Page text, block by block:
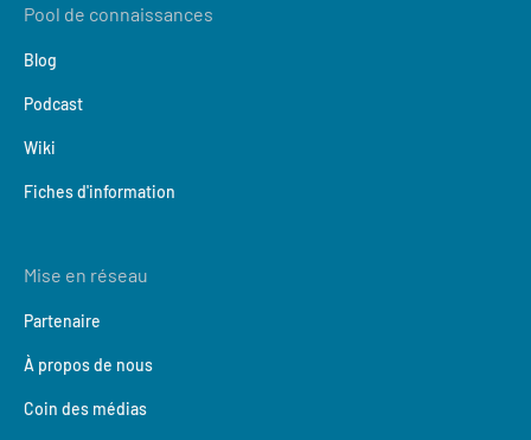
Pool de connaissances
Blog
Podcast
Wiki
Fiches d'information
Mise en réseau
Partenaire
À propos de nous
Coin des médias